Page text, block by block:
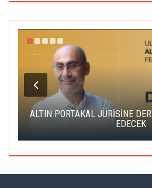
ALTIN PORTAKAL JÜRİSİNE
EDECEK